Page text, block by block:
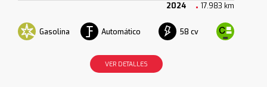
2024 17.983 km
Gasolina Automático 58 cv
VER DETALLES